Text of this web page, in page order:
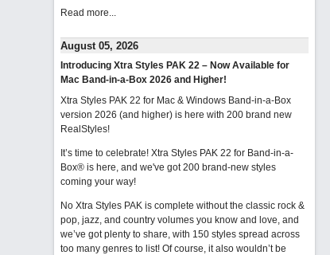
Read more...
August 05, 2026
Introducing Xtra Styles PAK 22 – Now Available for
Mac Band-in-a-Box 2026 and Higher!
Xtra Styles PAK 22 for Mac & Windows Band-in-a-Box
version 2026 (and higher) is here with 200 brand new
RealStyles!
It’s time to celebrate! Xtra Styles PAK 22 for Band-in-a-
Box® is here, and we've got 200 brand-new styles
coming your way!
No Xtra Styles PAK is complete without the classic rock &
pop, jazz, and country volumes you know and love, and
we’ve got plenty to share, with 150 styles spread across
too many genres to list! Of course, it also wouldn’t be